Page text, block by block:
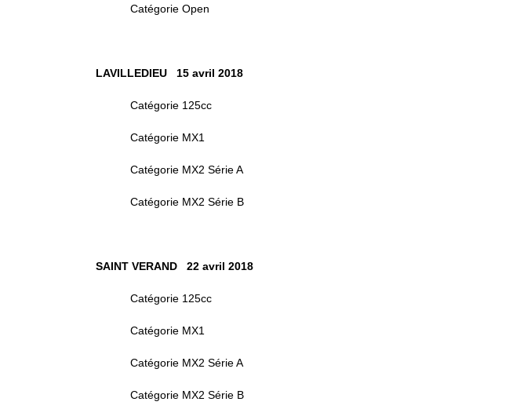
Catégorie Open
LAVILLEDIEU 15 avril 2018
Catégorie 125cc
Catégorie MX1
Catégorie MX2 Série A
Catégorie MX2 Série B
SAINT VERAND 22 avril 2018
Catégorie 125cc
Catégorie MX1
Catégorie MX2 Série A
Catégorie MX2 Série B